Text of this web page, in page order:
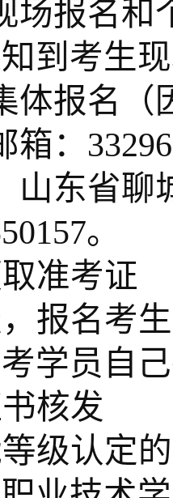
场报名和
到考生
体报名（
：
山东省聊
。
取准考证
报名考
学员自
书核发
级认定